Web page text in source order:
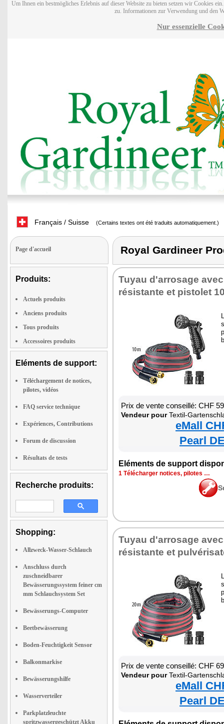
Um Ihnen ein bestmögliches Erlebnis auf dieser Website zu bieten setzen wir Cookies
zu. Informationen zur Verwendung und den
Nur essenzielle
Français / Suisse (Certains textes ont été traduits automatiquement.)
Page d'accueil
Produits:
Actuels produits
Anciens produits
Tous produits
Accessoires produits
Eléments de support:
Téléchargement de notices,
pilotes, vidéos
FAQ service technique
Expériences, Contributions
Forum de discussion
Résultats de tests
Recherche produits:
Shopping:
Allzweck-Wasser-Schlauch
Anschluss durch
zuschneidbarer
Bewässerungssystem feiner cm
mm Schlauchsystem Set
Bewässerungs-Computer
Beetbewässerung
Boden-Feuchtigkeit Sensor
Balkonmarkise
Bewässerungshilfe
Wasserverteiler
Parkplatzleuchte
spritzwassergeschützt Akku
Royal Gardineer
Tuyau d'arrosage
résistante et pistolet
Prix de vente conseillé: CHF
Vendeur pourTextil-
eMall
Pearl
Eléments de support
1 Télécharger notices, pilotes …
Tuyau d'arrosage
résistante et
Prix de vente conseillé: CHF
Vendeur pourTextil-
eMall
Pearl